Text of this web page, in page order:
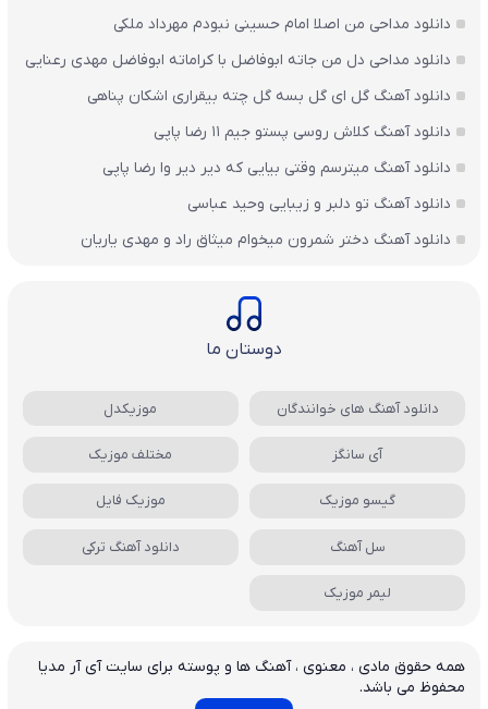
دانلود مداحی من اصلا امام حسینی نبودم مهرداد ملکی
دانلود مداحی دل من جاته ابوفاضل با کراماته ابوفاضل مهدی رعنایی
دانلود آهنگ گل ای گل بسه گل چته بیقراری اشکان پناهی
دانلود آهنگ کلاش روسی پستو جیم ۱۱ رضا پاپی
دانلود آهنگ میترسم وقتی بیایی که دیر دیر وا رضا پاپی
دانلود آهنگ تو دلبر و زیبایی وحید عباسی
دانلود آهنگ دختر شمرون میخوام میثاق راد و مهدی یاریان
دوستان ما
دانلود آهنگ های خوانندگان موزیکدل
آی سانگز مختلف موزیک
گیسو موزیک موزیک فایل
سل آهنگ دانلود آهنگ ترکی
لیمر موزیک
همه حقوق مادی ، معنوی ، آهنگ ها و پوسته برای سایت آی آر مدیا
محفوظ می باشد.